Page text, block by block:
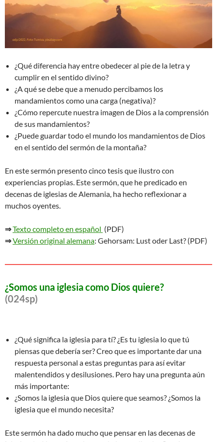
¿Qué diferencia hay entre obedecer al pie de la letra y
cumplir en el sentido divino?
¿A qué se debe que a menudo percibamos los
mandamientos como una carga (negativa)?
¿Cómo repercute nuestra imagen de Dios a la comprensión
de sus mandamientos?
¿Puede guardar todo el mundo los mandamientos de Dios
en el sentido del sermón de la montaña?
En este sermón presento cinco tesis que ilustro con
experiencias propias. Este sermón, que he predicado en
decenas de iglesias de Alemania, ha hecho reflexionar a
muchos oyentes.
⇒Texto completo en español (PDF)
⇒Versión original alemana: Gehorsam: Lust oder Last? (PDF)
¿Somos una iglesia como Dios quiere?
(024sp)
¿Qué significa la iglesia para tí? ¿Es tu iglesia lo que tú
piensas que debería ser? Creo que es importante dar una
respuesta personal a estas preguntas para así evitar
malentendidos y desilusiones. Pero hay una pregunta aún
más importante:
¿Somos la iglesia que Dios quiere que seamos? ¿Somos la
iglesia que el mundo necesita?
Este sermón ha dado mucho que pensar en las decenas de